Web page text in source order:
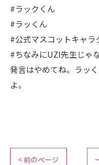
#ラックくん
#ラッくん
#公式マスコットキャラ
#ちなみにUZI先生じゃ
発言はやめてね。ラッ
よ。
< 前のページ